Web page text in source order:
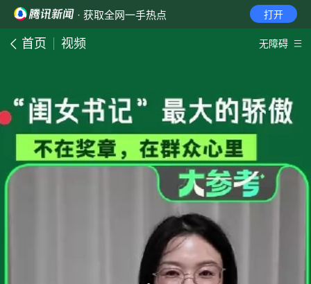
· 获取全网一手热点 打开
首页 视频 无障碍